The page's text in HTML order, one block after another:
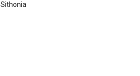
Sithonia